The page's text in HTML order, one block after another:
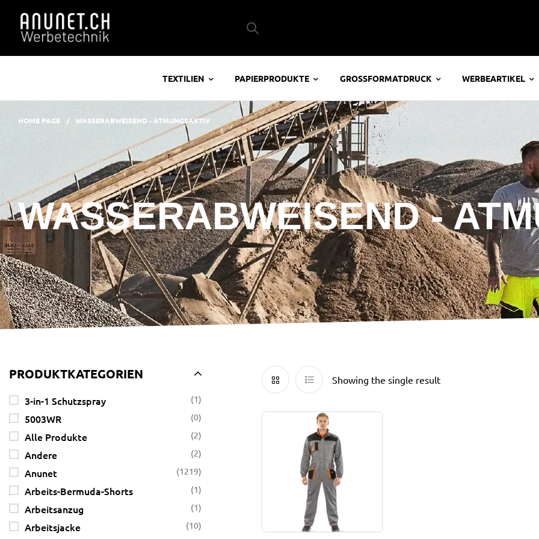
TEXTILIEN PAPIERPRODUKTE GROSSFORMATDRUCK WERBEARTIKEL
WASSERABWEISEND -
HOME PAGE / WASSERABWEISEND - ATMUNGSAKTIV
Showing the single result
PRODUKTKATEGORIEN
3-in-1 Schutzspray (1)
5003WR (0)
Alle Produkte (2)
Andere (2)
Anunet (1219)
Arbeits-Bermuda-Shorts (1)
Arbeitsanzug (1)
Arbeitsjacke (10)